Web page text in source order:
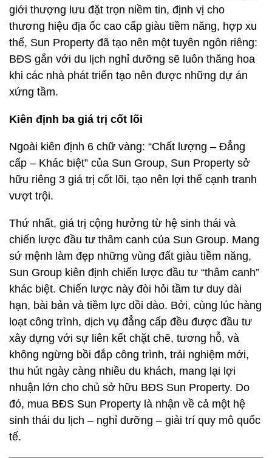
giới thượng lưu đặt trọn niềm tin, định vị cho
thương hiệu địa ốc cao cấp giàu tiềm năng, hợp xu
thế, Sun Property đã tạo nên một tuyên ngôn riêng:
BĐS gắn với du lịch nghỉ dưỡng sẽ luôn thăng hoa
khi các nhà phát triển tạo nên được những dự án
xứng tầm.
Kiên định ba giá trị cốt lõi
Ngoài kiên định 6 chữ vàng: “Chất lượng – Đẳng
cấp – Khác biệt” của Sun Group, Sun Property sở
hữu riêng 3 giá trị cốt lõi, tạo nên lợi thế cạnh tranh
vượt trội.
Thứ nhất, giá trị cộng hưởng từ hệ sinh thái và
chiến lược đầu tư thâm canh của Sun Group. Mang
sứ mệnh làm đẹp những vùng đất giàu tiềm năng,
Sun Group kiên định chiến lược đầu tư “thâm canh”
khác biệt. Chiến lược này đòi hỏi tầm tư duy dài
hạn, bài bản và tiềm lực dồi dào. Bởi, cùng lúc hàng
loạt công trình, dịch vụ đẳng cấp đều được đầu tư
xây dựng với sự liên kết chặt chẽ, tương hỗ, và
không ngừng bồi đắp công trình, trải nghiệm mới,
thu hút ngày càng nhiều du khách, mang lại lợi
nhuận lớn cho chủ sở hữu BĐS Sun Property. Do
đó, mua BĐS Sun Property là nhận về cả một hệ
sinh thái du lịch – nghỉ dưỡng – giải trí quy mô quốc
tế.